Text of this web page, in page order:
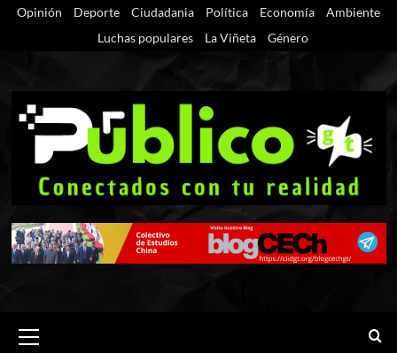
SaltarOpinión Deporte Ciudadania Política Economía
Ambiente
Luchas populares
La Viñeta Género
primario